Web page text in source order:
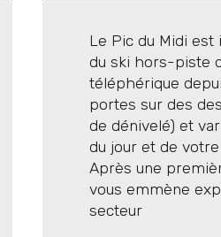
Pré-requis
Un niveau de ski
engagement
technique et à
Le Pic du Midi
du ski hors-piste
téléphérique
portes sur des
de dénivelé) et
du jour et de votre
Après une
vous emmène
secteur